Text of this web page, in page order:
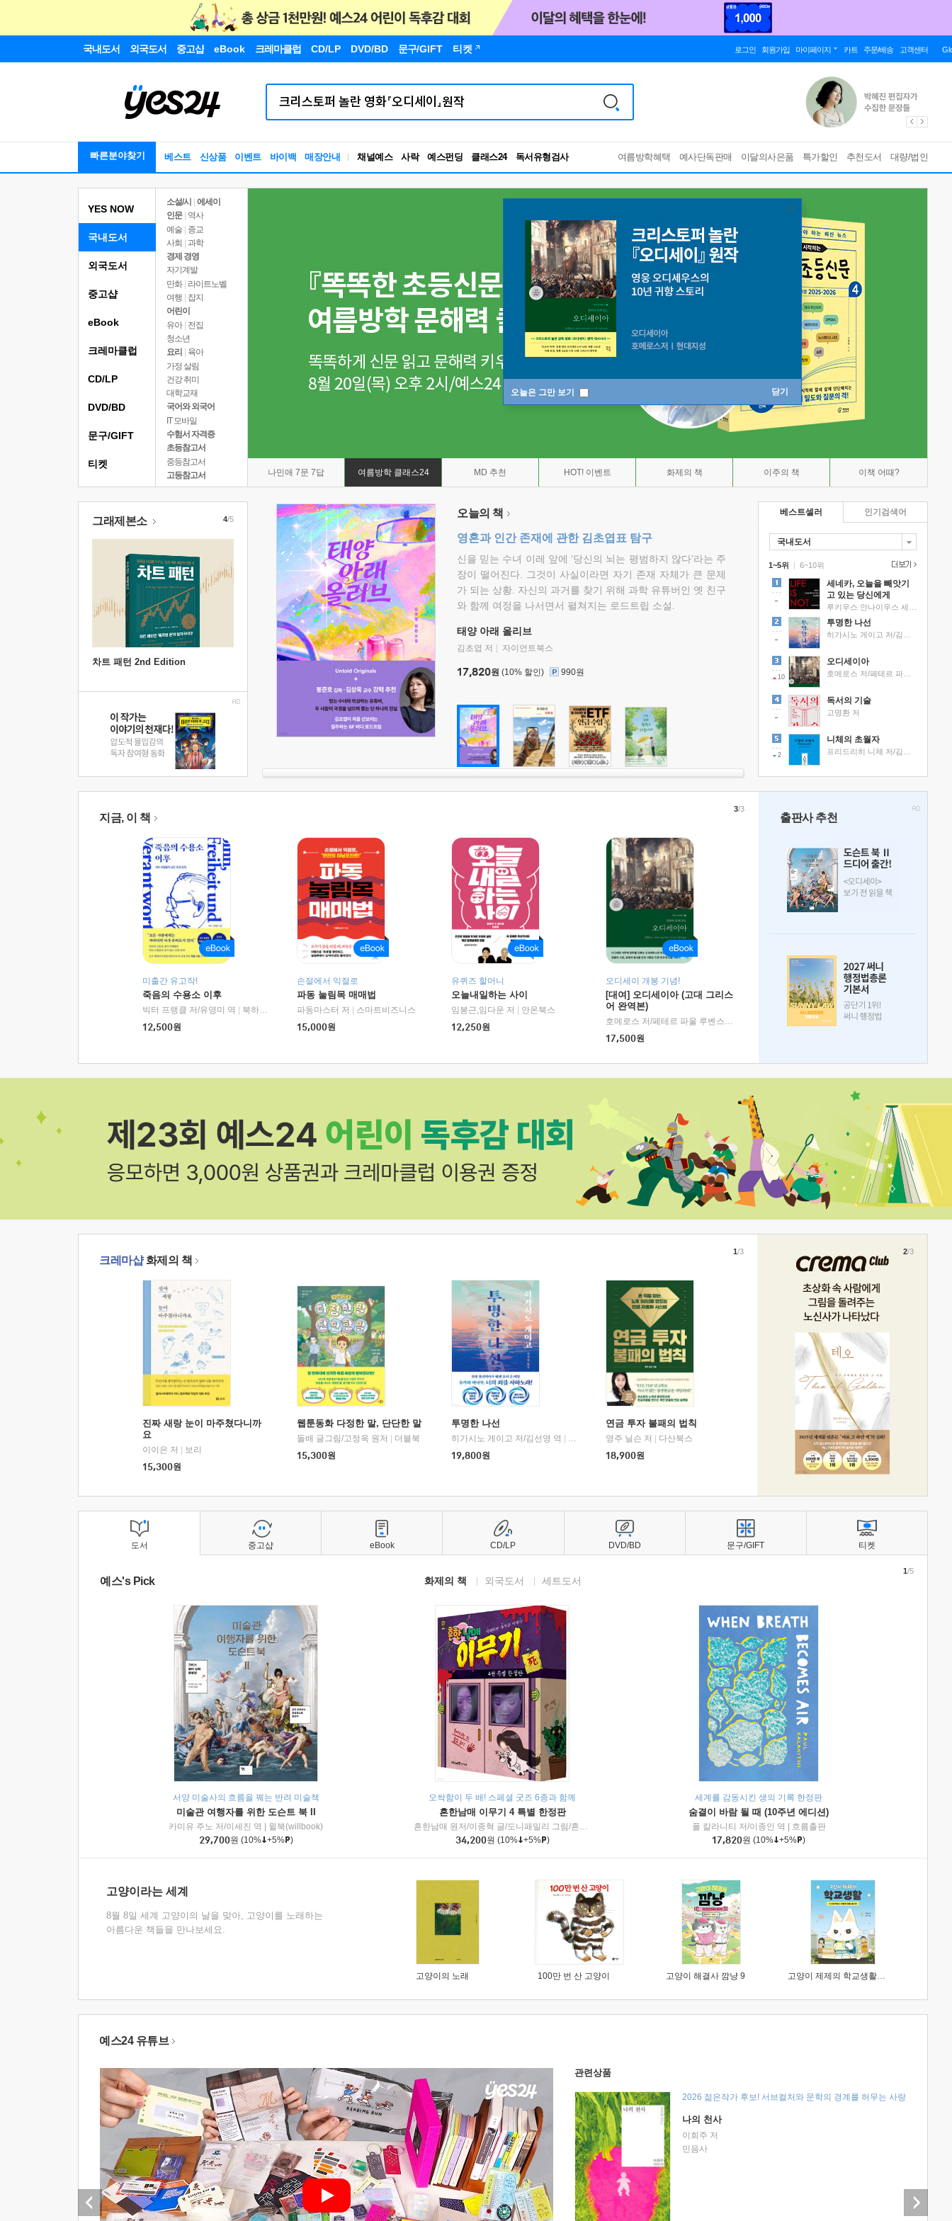
국내도서 외국도서 중고샵 eBook 크레마클럽 CD/LP DVD/BD 문구/GIFT 티켓 로그인 회원가입 마이페이지 카트 주문/배송 고객센터
빠른분야찾기 베스트 신상품 이벤트 바이백 매장안내 채널예스 사락 예스펀딩 클래스24
RBTI Lab
독서유형검사
여름방학혜택 예사단독판매 이달의사은품 특가할인 추천도서 대량/법인
오늘은 그만 보기 닫기
YES NOW
국내도서
소설/시
에세이
인문
역사
예술 | 종교
사회 | 과학
경제 경영
자기계발
만화 | 라이트노벨
여행
잡지
어린이
유아 | 전집
청소년
요리
육아
가정 살림
건강 취미
대학교재
국어와 외국어
IT 모바일
수험서 자격증
초등참고서
중등참고서
고등참고서
나민애 7문 7답 여름방학 클래스24 MD 추천 HOT! 이벤트 화제의 책 이주의 책 이책 어때?
외국도서
중고샵
eBook
크레마클럽
CD/LP
DVD/BD
문구/GIFT
티켓
그래제본소
차트 패턴 2nd Edition
4/5 오늘의 책
영혼과 인간 존재에 관한 김초엽표 탐구
신을 믿는 수녀 이레 앞에 ‘당신의 뇌는 평범하지 않다’라는 주
장이 떨어진다. 그것이 사실이라면 자기 존재 자체가 큰 문제
가 되는 상황. 자신의 과거를 찾기 위해 과학 유튜버인 옛 친구
와 함께 여정을 나서면서 펼쳐지는 로드트립 소설.
태양 아래 올리브
김초엽 저 자이언트북스
17,820원 (10% 할인) 990원
베스트셀러
국내도서
1~5위 |
세네카, 오늘을 빼앗기
고 있는 당신에게
투명한 나선
10
오디세이아
독서의 기술
고명환 저
2
니체의 초월자
6~10위
인기검색어
지금, 이 책
미출간 유고작!
죽음의 수용소 이후
빅터 프랭클 저/유영미 역
북하우스
12,500원
손절에서 익절로
파동 눌림목 매매법
파동마스터 저
스마트비즈니스
15,000원
유퀴즈 할머니
오늘내일하는 사이
임봉근,임다운 저
안온북스
12,250원
오디세이 개봉 기념!
[대여] 오디세이아 (고대 그리스
어 완역본)
호메로스 저/페테르 파울 루벤스 그림/박문재 역
현대지성
17,500원
3/3
출판사 추천
크레마샵화제의 책
진짜 새랑 눈이 마주쳤다니까
요
이이은 저
보리
15,300원
웹툰동화 다정한 말, 단단한 말
돌배 글그림/고정욱 원저
더블북
15,300원
투명한 나선
히가시노 게이고 저/김선영 역
북다
19,800원
연금 투자 불패의 법칙
영주 닐슨 저
다산북스
18,900원
1/3 2/3
도서
예스's Pick 화제의 책 외국도서 세트도서
서양 미술사의 흐름을 꿰는 반려 미술책
미술관 여행자를 위한 도슨트 북 II
카미유 주노 저/이세진 역
윌북(willbook)
29,700원 (10% +5% )
오싹함이 두 배! 스페셜 굿즈 6종과 함께
흔한남매 이무기 4 특별 한정판
흔한남매 원저/이종혁 글/도니패밀리 그림/흔한컴퍼니 감수
미래엔아이세움
34,200원 (10% +5% )
세계를 감동시킨 생의 기록 한정판
숨결이 바람 될 때 (10주년 에디션)
폴 칼라니티 저/이종인 역
흐름출판
17,820원 (10% +5% )
1/5
고양이라는 세계
8월 8일 세계 고양이의 날을 맞아, 고양이를 노래하는
아름다운 책들을 만나보세요.
고양이의 노래 100만 번 산 고양이 고양이 해결사 깜냥 9 고양이 제제의 학교생활 1 : 초등학생이 이렇게 힘들 줄이야
중고샵 eBook CD/LP DVD/BD 문구/GIFT 티켓
예스24 유튜브
관련상품
2026 젊은작가 후보! 서브컬처와 문학의 경계를 허무는 사랑
나의 천사
이희주 저
민음사